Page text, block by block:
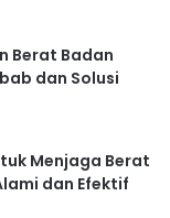
Berat Badan
dan Solusi
Menjaga Berat
dan Efektif